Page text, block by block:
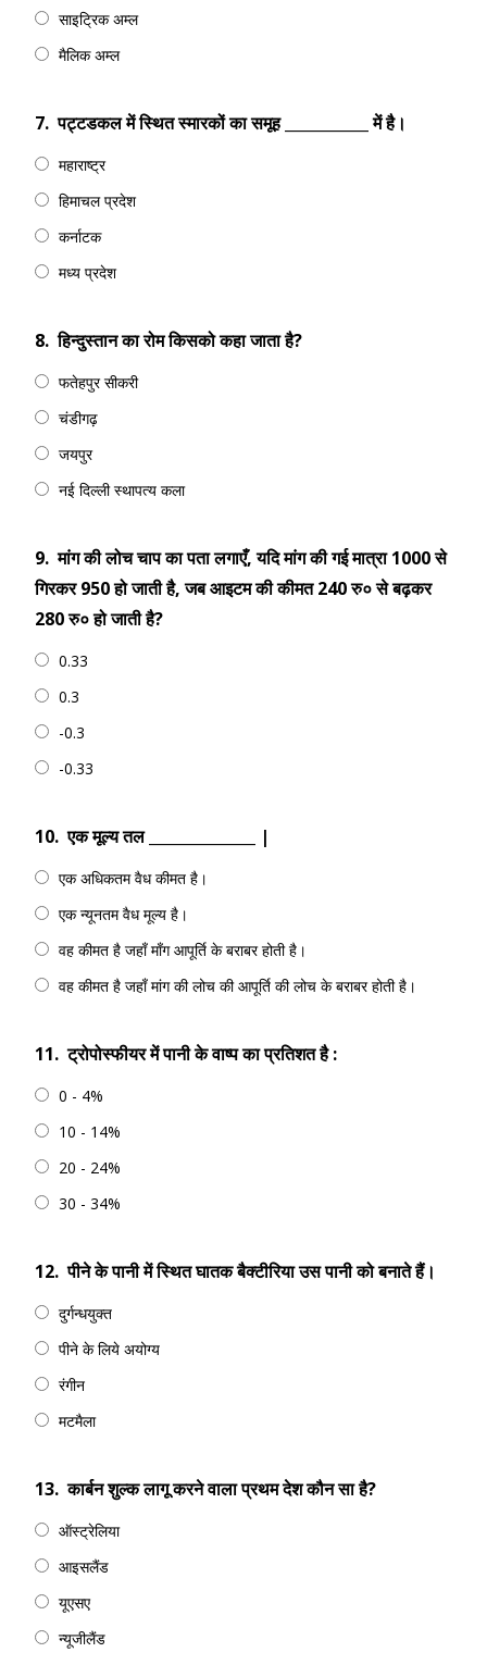
साइट्रिक अम्ल
मैलिक अम्ल
7. पट्टडकल में स्थित स्मारकों का समूह ___________ में है।
महाराष्ट्र
हिमाचल प्रदेश
कर्नाटक
मध्य प्रदेश
8. हिन्दुस्तान का रोम किसको कहा जाता है?
फतेहपुर सीकरी
चंडीगढ़
जयपुर
नई दिल्ली स्थापत्य कला
9. मांग की लोच चाप का पता लगाएँ, यदि मांग की गई मात्रा 1000 से
गिरकर 950 हो जाती है, जब आइटम की कीमत 240 रु० से बढ़कर
280 रु० हो जाती है?
0.33
0.3
-0.3
-0.33
10. एक मूल्य तल ______________ |
एक अधिकतम वैध कीमत है।
एक न्यूनतम वैध मूल्य है।
वह कीमत है जहाँ माँग आपूर्ति के बराबर होती है।
वह कीमत है जहाँ मांग की लोच की आपूर्ति की लोच के बराबर होती है।
11. ट्रोपोस्फीयर में पानी के वाष्प का प्रतिशत है :
0 - 4%
10 - 14%
20 - 24%
30 - 34%
12. पीने के पानी में स्थित घातक बैक्टीरिया उस पानी को बनाते हैं।
दुर्गन्धयुक्त
पीने के लिये अयोग्य
रंगीन
मटमैला
13. कार्बन शुल्क लागू करने वाला प्रथम देश कौन सा है?
ऑस्ट्रेलिया
आइसलैंड
यूएसए
न्यूजीलैंड